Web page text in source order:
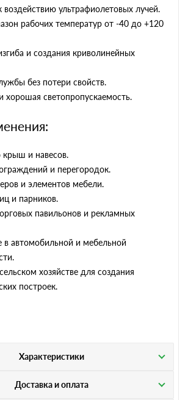
воздействию ультрафиолетовых лучей.
рабочих температур от -40 до +120
и создания криволинейных
без потери свойств.
хорошая светопропускаемость.
крыш и навесов.
и перегородок.
и элементов мебели.
и парников.
павильонов и рекламных
в автомобильной и мебельной
хозяйстве для создания
построек.
Характеристики
Доставка и оплата